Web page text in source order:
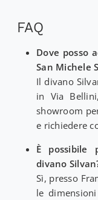
FAQ
Dove posso
San Michele
Il divano
in Via
showroom
e richiedere
È possibile
divano
Sì, presso
le